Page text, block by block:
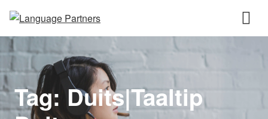
Tag: Duits|Taaltip